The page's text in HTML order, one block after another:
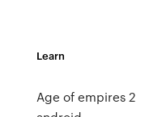
Learn
Age of empires 2